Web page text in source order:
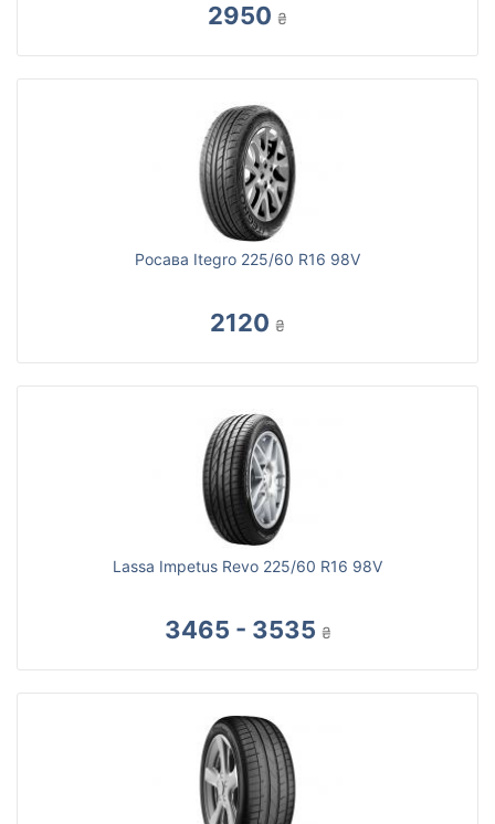
2950 ₴
Росава Itegro 225/60 R16 98V
2120 ₴
Lassa Impetus Revo 225/60 R16 98V
3465 - 3535 ₴